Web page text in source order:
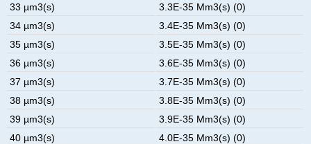
33 µm3(s)
3.3E-35 Mm3(s) (0)
34 µm3(s)
3.4E-35 Mm3(s) (0)
35 µm3(s)
3.5E-35 Mm3(s) (0)
36 µm3(s)
3.6E-35 Mm3(s) (0)
37 µm3(s)
3.7E-35 Mm3(s) (0)
38 µm3(s)
3.8E-35 Mm3(s) (0)
39 µm3(s)
3.9E-35 Mm3(s) (0)
40 µm3(s)
4.0E-35 Mm3(s) (0)